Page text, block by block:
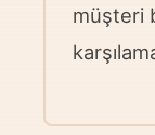
müşteri